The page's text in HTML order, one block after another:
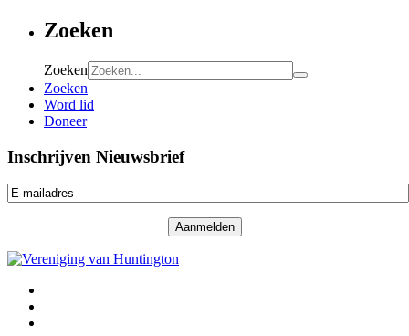
Zoeken
Zoeken
Zoeken
Word lid
Doneer
Inschrijven Nieuwsbrief